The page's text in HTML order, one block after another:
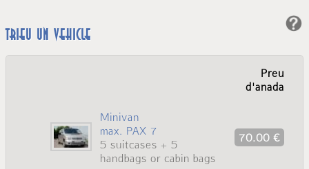
Trieu un vehicle
Preu
d'anada
Minivan
max. PAX 7
5 suitcases + 5
handbags or cabin bags
70.00 €